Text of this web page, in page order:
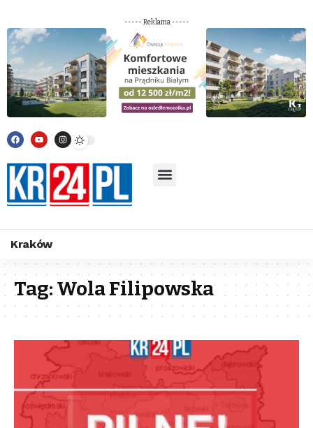
----- Reklama -----
Kraków
Tag:Wola Filipowska